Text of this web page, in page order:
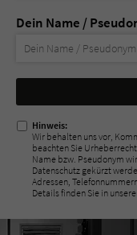
Dein Name /
Nicht
ausfüllen!
Hinweis:
Wir behalten uns vor,
beachten Sie
Name bzw. Pseudonym
Datenschutz gekürzt
Adressen,
Details finden Sie in